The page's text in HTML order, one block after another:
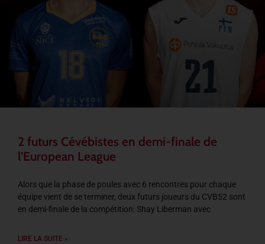
2 futurs Cévébistes en demi-finale de
l’European League
Alors que la phase de poules avec 6 rencontres pour chaque
équipe vient de se terminer, deux futurs joueurs du CVB52 sont
en demi-finale de la compétition: Shay Liberman avec
LIRE LA SUITE »